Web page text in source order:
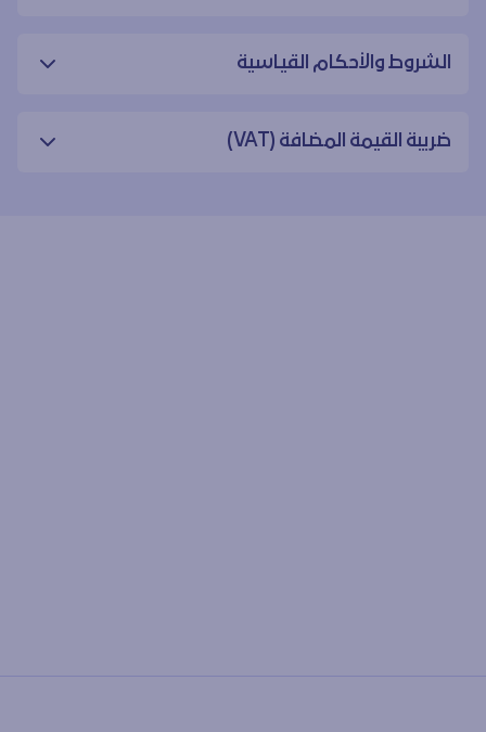
الشروط والأحكام القياسية
ضريبة القيمة المضافة (VAT)